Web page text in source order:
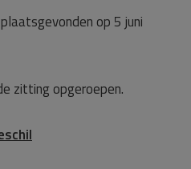
op 5 juni
zitting opgeroepen.